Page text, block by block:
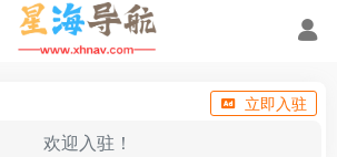
立即入驻
欢迎入驻！